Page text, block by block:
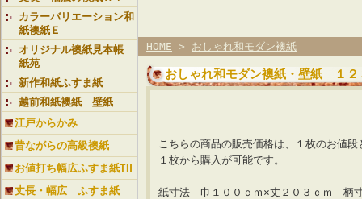
カラーバリエーション和
紙襖紙Ｅ
オリジナル襖紙見本帳
紙苑
新作和紙ふすま紙
越前和紙襖紙 壁紙
江戸からかみ
昔ながらの高級襖紙
お値打ち幅広ふすま紙TH
丈長・幅広 ふすま紙
HOME > おしゃれ和モダン襖紙
おしゃれ和モダン襖紙・壁紙 １
こちらの商品の販売価格は、１枚のお値
１枚から購入が可能です。
紙寸法 巾１００ｃｍ×丈２０３ｃｍ 柄